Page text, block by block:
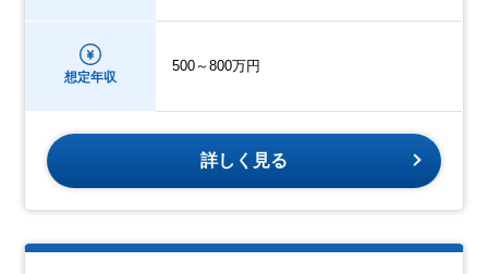
想定年収
500～800万円
詳しく見る